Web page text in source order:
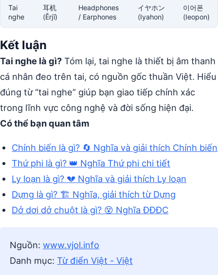
Tai
nghe
耳机
(Ěrjī)
Headphones
/ Earphones
イヤホン
(Iyahon)
이어폰
(Ieopon)
Kết luận
Tai nghe là gì? Tóm lại, tai nghe là thiết bị âm thanh
cá nhân đeo trên tai, có nguồn gốc thuần Việt. Hiểu
đúng từ “tai nghe” giúp bạn giao tiếp chính xác
trong lĩnh vực công nghệ và đời sống hiện đại.
Có thể bạn quan tâm
Chính biến là gì? 🔄 Nghĩa và giải thích Chính biến
Thứ phi là gì? 👑 Nghĩa Thứ phi chi tiết
Ly loạn là gì? 💔 Nghĩa và giải thích Ly loạn
Dựng là gì? 🏗️ Nghĩa, giải thích từ Dựng
Dở dơi dở chuột là gì? 😵 Nghĩa ĐĐĐC
Nguồn: www.vjol.info
Danh mục: Từ điển Việt - Việt